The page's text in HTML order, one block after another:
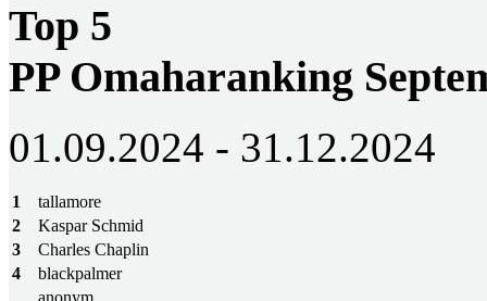
Top 5
PP Omaharanking
01.09.2024 - 31.12.2024
1
tallamore
2
Kaspar Schmid
3
Charles Chaplin
4
blackpalmer
anonym